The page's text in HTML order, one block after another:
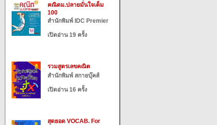
คณิตม.ปลายมั่นใจเต็ม
100
สำนักพิมพ์ IDC Premier
เปิดอ่าน 19 ครั้ง
รวมสูตรเลขคณิต
สำนักพิมพ์ สกายบุ๊คส์
เปิดอ่าน 16 ครั้ง
สุดยอด VOCAB. For